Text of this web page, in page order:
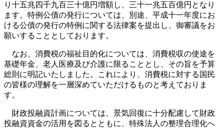
り十五兆四千九百三十億円増額し、三十一兆五百億円となり
ます。特例公債の発行については、別途、平成十一年度にお
ける公債の発行の特例に関する法律案を提出し、御審議をお
願いすることとしております。
なお、消費税の福祉目的化については、消費税収の使途を
基礎年金、老人医療及び介護に限ることとし、その旨を予算
総則に明記いたしました。これにより、消費税に対する国民
の皆様の理解を一層深めていただけるものと考えておりま
す。
財政投融資計画については、景気回復に十分配慮して財政
投融資資金の活用を図るとともに、特殊法人の整理合理化へ